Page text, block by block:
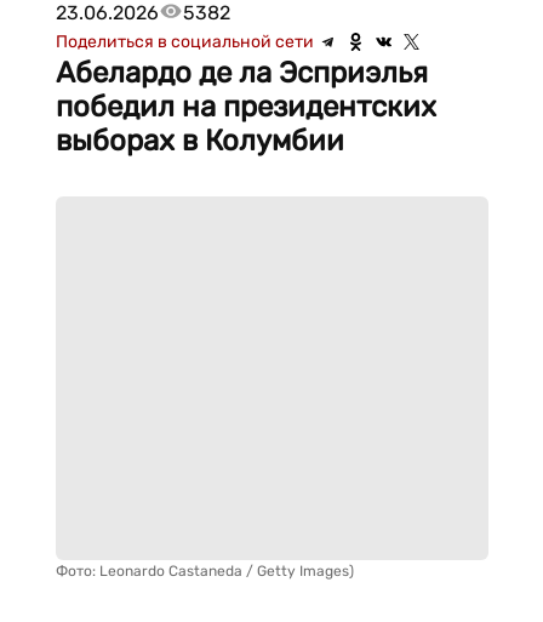
23.06.2026 5382
Поделиться в социальной сети
Абелардо де ла Эсприэлья
победил на президентских
выборах в Колумбии
Фото: Leonardo Castaneda / Getty Images)